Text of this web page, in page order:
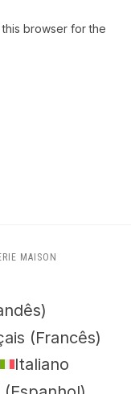
browser for the
MAISON
)
(Francês)
Italiano